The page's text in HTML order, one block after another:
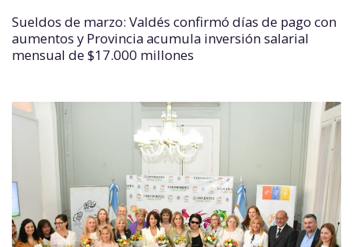
Sueldos de marzo: Valdés confirmó días de pago con
aumentos y Provincia acumula inversión salarial
mensual de $17.000 millones